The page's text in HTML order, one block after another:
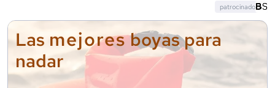
Las mejoresboyas para
nadar
patrocinado